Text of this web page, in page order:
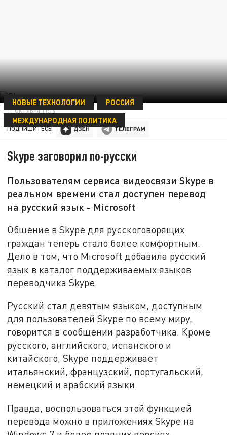
НОВЫЕ ТЕХНОЛОГИИ
РОССИЯ
МЕЖДУНАРОДНАЯ ПОЛИТИКА
11 ОКТЯБРЯ 11:14
ПОДПИШИТЕСЬ:
Skype заговорил по-русски
Пользователям сервиса видеосвязи Skype в
реальном времени стал доступен перевод
на русский язык - Microsoft
Общение в Skype для русскоговорящих
граждан теперь стало более комфортным.
Дело в том, что Microsoft добавила русский
язык в каталог поддерживаемых языков
переводчика Skype.
Русский стал девятым языком, доступным
для пользователей Skype по всему миру,
говорится в сообщении разработчика. Кроме
русского, английского, испанского и
китайского, Skype поддерживает
итальянский, французский, португальский,
немецкий и арабский языки.
Правда, воспользоваться этой функцией
перевода можно в приложениях Skype на